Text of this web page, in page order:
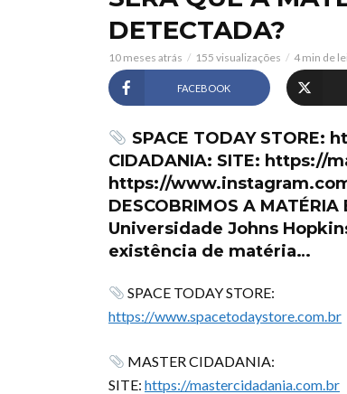
DETECTADA?
10 meses atrás 155 visualizações 4 min de
FACEBOOK
SPACE TODAY
CIDADANIA: SITE: https://
https://
DESCOBRIMOS A
Universidade Johns
existência de matéria…
SPACE TODAY STORE:
https://www.spacetodaystore.com.br
MASTER CIDADANIA:
SITE: https://mastercidadania.com.br